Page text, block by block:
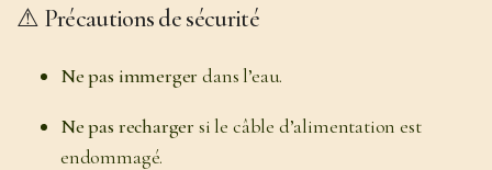
⚠ Précautions de sécurité
Ne pas immerger dans l’eau.
Ne pas recharger si le câble d’alimentation est
endommagé.